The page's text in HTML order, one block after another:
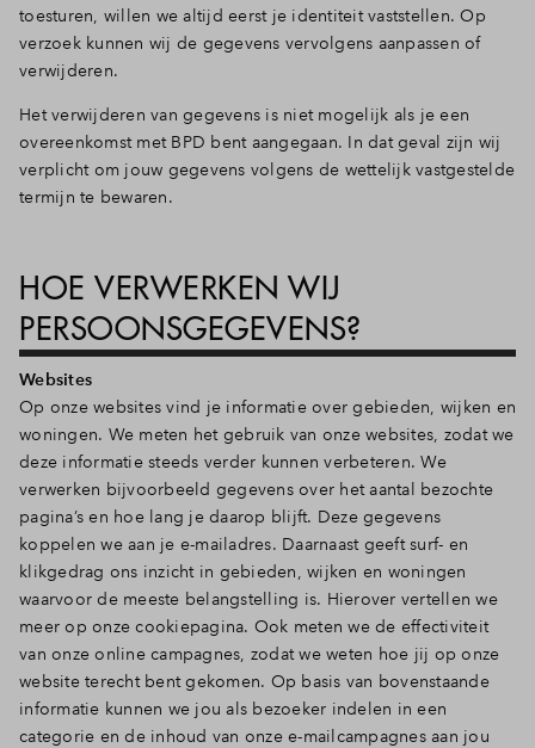
toesturen, willen we altijd eerst je identiteit vaststellen. Op
verzoek kunnen wij de gegevens vervolgens aanpassen of
verwijderen.
Het verwijderen van gegevens is niet mogelijk als je een
overeenkomst met BPD bent aangegaan. In dat geval zijn wij
verplicht om jouw gegevens volgens de wettelijk vastgestelde
termijn te bewaren.
HOE VERWERKEN WIJ
PERSOONSGEGEVENS?
Websites
Op onze websites vind je informatie over gebieden, wijken en
woningen. We meten het gebruik van onze websites, zodat we
deze informatie steeds verder kunnen verbeteren. We
verwerken bijvoorbeeld gegevens over het aantal bezochte
pagina’s en hoe lang je daarop blijft. Deze gegevens
koppelen we aan je e-mailadres. Daarnaast geeft surf- en
klikgedrag ons inzicht in gebieden, wijken en woningen
waarvoor de meeste belangstelling is. Hierover vertellen we
meer op onze cookiepagina. Ook meten we de effectiviteit
van onze online campagnes, zodat we weten hoe jij op onze
website terecht bent gekomen. Op basis van bovenstaande
informatie kunnen we jou als bezoeker indelen in een
categorie en de inhoud van onze e-mailcampagnes aan jou